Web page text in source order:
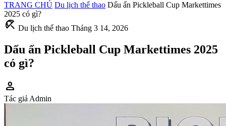
TRANG CHỦ Du lịch thể thao Dấu ấn Pickleball Cup Markettimes
2025 có gì?
beach_access Du lịch thể thao Tháng 3 14, 2026
Dấu ấn Pickleball Cup Markettimes 2025
có gì?
person
Tác giả Admin